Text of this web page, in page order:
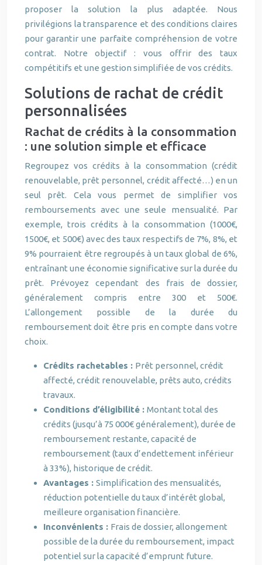
proposer la solution la plus adaptée. Nous
privilégions la transparence et des conditions claires
pour garantir une parfaite compréhension de votre
contrat. Notre objectif : vous offrir des taux
compétitifs et une gestion simplifiée de vos crédits.
Solutions de rachat de crédit
personnalisées
Rachat de crédits à la consommation
: une solution simple et efficace
Regroupez vos crédits à la consommation (crédit
renouvelable, prêt personnel, crédit affecté…) en un
seul prêt. Cela vous permet de simplifier vos
remboursements avec une seule mensualité. Par
exemple, trois crédits à la consommation (1000€,
1500€, et 500€) avec des taux respectifs de 7%, 8%, et
9% pourraient être regroupés à un taux global de 6%,
entraînant une économie significative sur la durée du
prêt. Prévoyez cependant des frais de dossier,
généralement compris entre 300 et 500€.
L’allongement possible de la durée du
remboursement doit être pris en compte dans votre
choix.
Crédits rachetables : Prêt personnel, crédit
affecté, crédit renouvelable, prêts auto, crédits
travaux.
Conditions d’éligibilité : Montant total des
crédits (jusqu’à 75 000€ généralement), durée de
remboursement restante, capacité de
remboursement (taux d’endettement inférieur
à 33%), historique de crédit.
Avantages : Simplification des mensualités,
réduction potentielle du taux d’intérêt global,
meilleure organisation financière.
Inconvénients : Frais de dossier, allongement
possible de la durée du remboursement, impact
potentiel sur la capacité d’emprunt future.